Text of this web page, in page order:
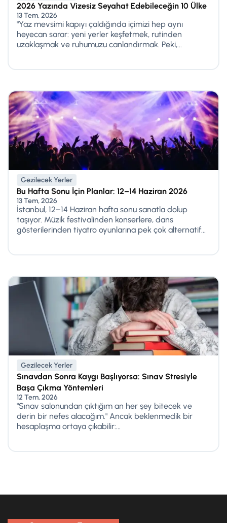
2026 Yazında Vizesiz Seyahat Edebileceğin 10 Ülke
13 Tem, 2026
"Yaz mevsimi kapıyı çaldığında içimizi hep aynı
heyecan sarar: yeni yerler keşfetmek, rutinden
uzaklaşmak ve ruhumuzu canlandırmak. Peki,...
Gezilecek Yerler
Bu Hafta Sonu İçin Planlar: 12–14 Haziran 2026
13 Tem, 2026
İstanbul, 12–14 Haziran hafta sonu sanatla dolup
taşıyor. Müzik festivalinden konserlere, dans
gösterilerinden tiyatro oyunlarına pek çok alternatif...
Gezilecek Yerler
Sınavdan Sonra Kaygı Başlıyorsa: Sınav Stresiyle
Başa Çıkma Yöntemleri
12 Tem, 2026
"Sınav salonundan çıktığım an her şey bitecek ve
derin bir nefes alacağım." Ancak beklenmedik bir
hesaplaşma ortaya çıkabilir:...